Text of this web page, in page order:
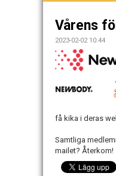
Vårens
2023-02-02 10:44
få kika i deras
Samtliga
mailet? Återkom!